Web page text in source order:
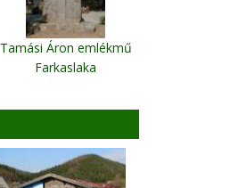
Tamási Áron emlékmű
Farkaslaka